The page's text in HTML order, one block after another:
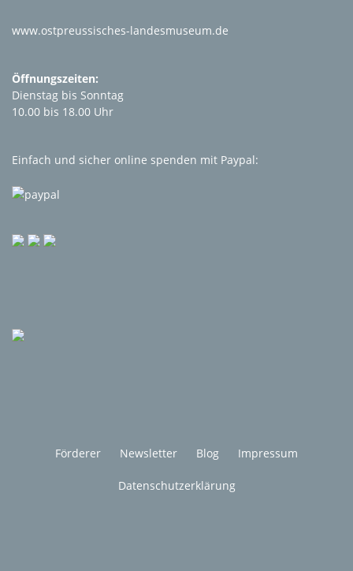
www.ostpreussisches-landesmuseum.de
Öffnungszeiten:
Dienstag bis Sonntag
10.00 bis 18.00 Uhr
Einfach und sicher online spenden mit Paypal:
Förderer Newsletter Blog Impressum
Datenschutzerklärung